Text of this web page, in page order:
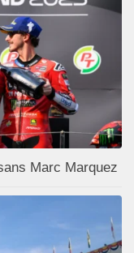
Marc Marquez